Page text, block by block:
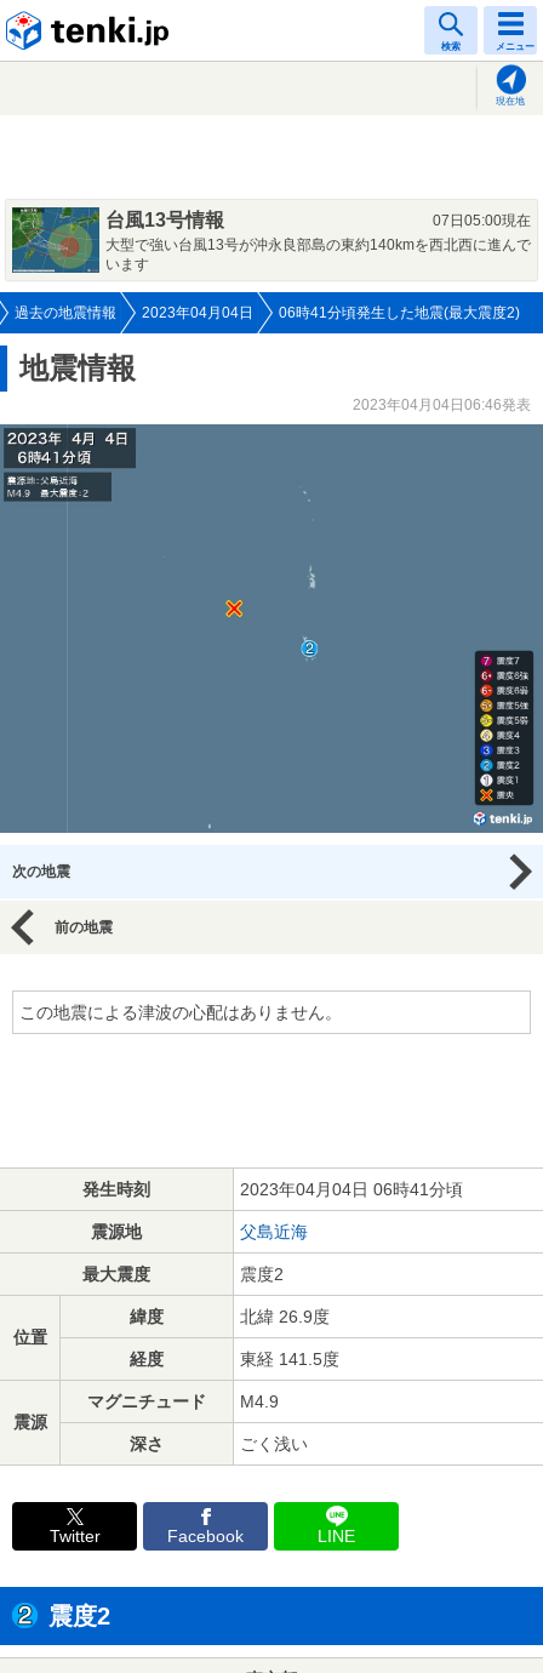
検索 メニュー
現在地
台風13号情報
07日05:00現在
大型で強い台風13号が沖永良部島の東約140kmを西北西に進んで
います
過去の地震情報 2023年04月04日 06時41分頃発生した地震(最大震度2)
地震情報
2023年04月04日06:46発表
次の地震
前の地震
この地震による津波の心配はありません。
発生時刻 2023年04月04日 06時41分頃
震源地 父島近海
最大震度 震度2
位置
緯度 北緯 26.9度
経度 東経 141.5度
震源
マグニチュード M4.9
深さ ごく浅い
Twitter Facebook LINE
震度2